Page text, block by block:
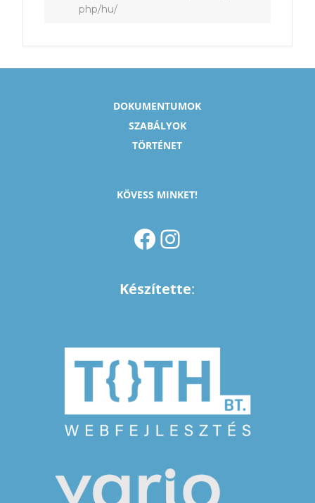
php/hu/
DOKUMENTUMOK
SZABÁLYOK
TÖRTÉNET
KÖVESS MINKET!
FACEBOOK INSTAGRAM
Készítette: